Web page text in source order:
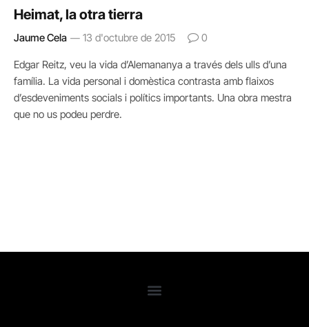
Heimat, la otra tierra
Jaume Cela 13 d'octubre de 2015 0
Edgar Reitz, veu la vida d’Alemananya a través dels ulls d’una
família. La vida personal i domèstica contrasta amb flaixos
d’esdeveniments socials i polítics importants. Una obra mestra
que no us podeu perdre.